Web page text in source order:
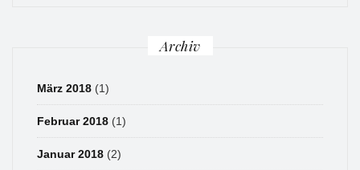
Archiv
März 2018 (1)
Februar 2018 (1)
Januar 2018 (2)